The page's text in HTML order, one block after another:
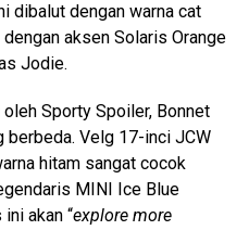
dibalut dengan warna cat
aksen Solaris Orange
Jodie.
Sporty Spoiler, Bonnet
berbeda. Velg 17-inci JCW
hitam sangat cocok
MINI Ice Blue
akan “explore more